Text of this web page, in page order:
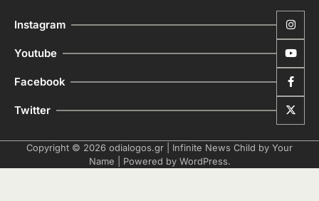
Instagram
Youtube
Facebook
Twitter
Copyright © 2026 odialogos.gr | Infinite News Child by Your
Name | Powered by WordPress.